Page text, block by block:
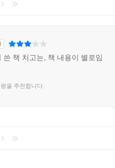
쓴 책 치고는, 책 내용이 별로임
을 추천합니다.